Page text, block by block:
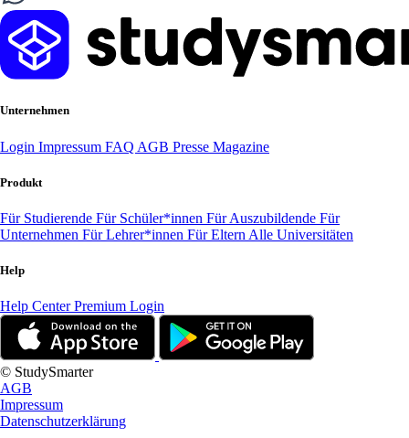
Unternehmen
Login Impressum FAQ AGB Presse Magazine
Produkt
Für Studierende Für Schüler*innen Für Auszubildende Für
Unternehmen Für Lehrer*innen Für Eltern Alle Universitäten
Help
Help CenterPremium Login
© StudySmarter
AGB
Impressum
Datenschutzerklärung